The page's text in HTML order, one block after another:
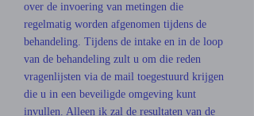
over de invoering van metingen die
regelmatig worden afgenomen tijdens de
behandeling. Tijdens de intake en in de loop
van de behandeling zult u om die reden
vragenlijsten via de mail toegestuurd krijgen
die u in een beveiligde omgeving kunt
invullen. Alleen ik zal de resultaten van de